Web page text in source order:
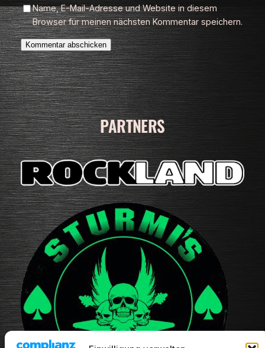
Name, E-Mail-Adresse und Website in diesem
Browser für meinen nächsten Kommentar speichern.
PARTNERS